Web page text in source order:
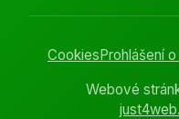
CookiesProhlášení
Webové